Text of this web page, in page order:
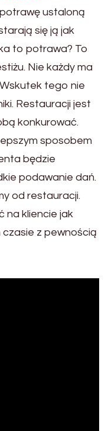
ustaloną
się ją jak
to potrawa? To
Nie każdy ma
tego nie
Restauracji jest
konkurować.
sposobem
będzie
podawanie dań.
od restauracji.
na kliencie jak
z pewnością